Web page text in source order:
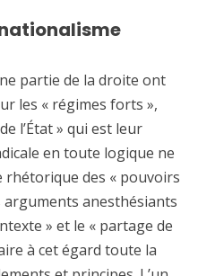
partie de la droite ont
les « régimes forts »,
l’État » qui est leur
en toute logique ne
rhétorique des « pouvoirs
arguments anesthésiants
» et le « partage de
à cet égard toute la